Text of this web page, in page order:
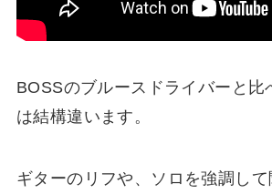
BOSSのブルースドライバーと比
は結構違います。
ギターのリフや、ソロを強調して